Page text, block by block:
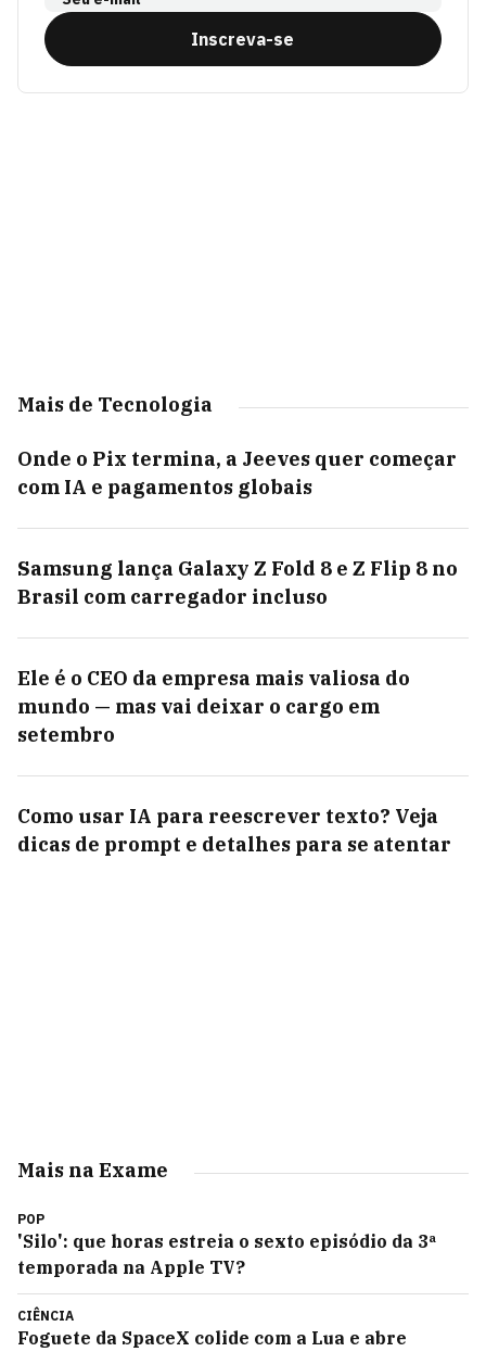
Inscreva-se
Mais de Tecnologia
Onde o Pix termina, a Jeeves quer começar
com IA e pagamentos globais
Samsung lança Galaxy Z Fold 8 e Z Flip 8 no
Brasil com carregador incluso
Ele é o CEO da empresa mais valiosa do
mundo — mas vai deixar o cargo em
setembro
Como usar IA para reescrever texto? Veja
dicas de prompt e detalhes para se atentar
Mais na Exame
POP
'Silo': que horas estreia o sexto episódio da 3ª
temporada na Apple TV?
CIÊNCIA
Foguete da SpaceX colide com a Lua e abre